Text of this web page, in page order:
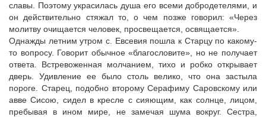
славы. Поэтому украсилась душа его всеми добродетелями, и
он действительно стяжал то, о чем позже говорил: «Через
молитву очищается человек, просвещается, освящается».
Однажды летним утром с. Евсевия пошла к Старцу по какому-
то вопросу. Говорит обычное «благословите», но не получает
ответа. Встревоженная молчанием, тихо и робко открывает
дверь. Удивление ее было столь велико, что она застыла
пороге. Старец, подобно второму Серафиму Саровскому или
авве Сисою, сидел в кресле с сияющим, как солнце, лицом,
пребывая в ином мире, не замечая шума вокруг. Сестра,